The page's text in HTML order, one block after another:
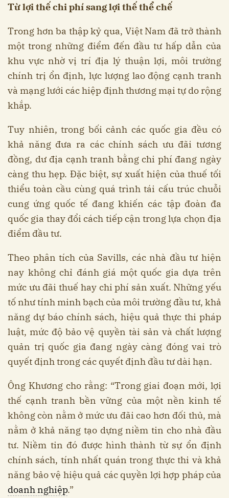
Từ lợi thế chi phí sang lợi thế thể chế
Trong hơn ba thập kỷ qua, Việt Nam đã trở thành
một trong những điểm đến đầu tư hấp dẫn của
khu vực nhờ vị trí địa lý thuận lợi, môi trường
chính trị ổn định, lực lượng lao động cạnh tranh
và mạng lưới các hiệp định thương mại tự do rộng
khắp.
Tuy nhiên, trong bối cảnh các quốc gia đều có
khả năng đưa ra các chính sách ưu đãi tương
đồng, dư địa cạnh tranh bằng chi phí đang ngày
càng thu hẹp. Đặc biệt, sự xuất hiện của thuế tối
thiểu toàn cầu cùng quá trình tái cấu trúc chuỗi
cung ứng quốc tế đang khiến các tập đoàn đa
quốc gia thay đổi cách tiếp cận trong lựa chọn địa
điểm đầu tư.
Theo phân tích của Savills, các nhà đầu tư hiện
nay không chỉ đánh giá một quốc gia dựa trên
mức ưu đãi thuế hay chi phí sản xuất. Những yếu
tố như tính minh bạch của môi trường đầu tư, khả
năng dự báo chính sách, hiệu quả thực thi pháp
luật, mức độ bảo vệ quyền tài sản và chất lượng
quản trị quốc gia đang ngày càng đóng vai trò
quyết định trong các quyết định đầu tư dài hạn.
Ông Khương cho rằng: “Trong giai đoạn mới, lợi
thế cạnh tranh bền vững của một nền kinh tế
không còn nằm ở mức ưu đãi cao hơn đối thủ, mà
nằm ở khả năng tạo dựng niềm tin cho nhà đầu
tư. Niềm tin đó được hình thành từ sự ổn định
chính sách, tính nhất quán trong thực thi và khả
năng bảo vệ hiệu quả các quyền lợi hợp pháp của
doanh nghiệp.”